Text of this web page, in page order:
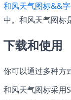
和风天气图标&&
中。和风天气图标
下载和使用
你可以通过多种方
和风天气图标采用